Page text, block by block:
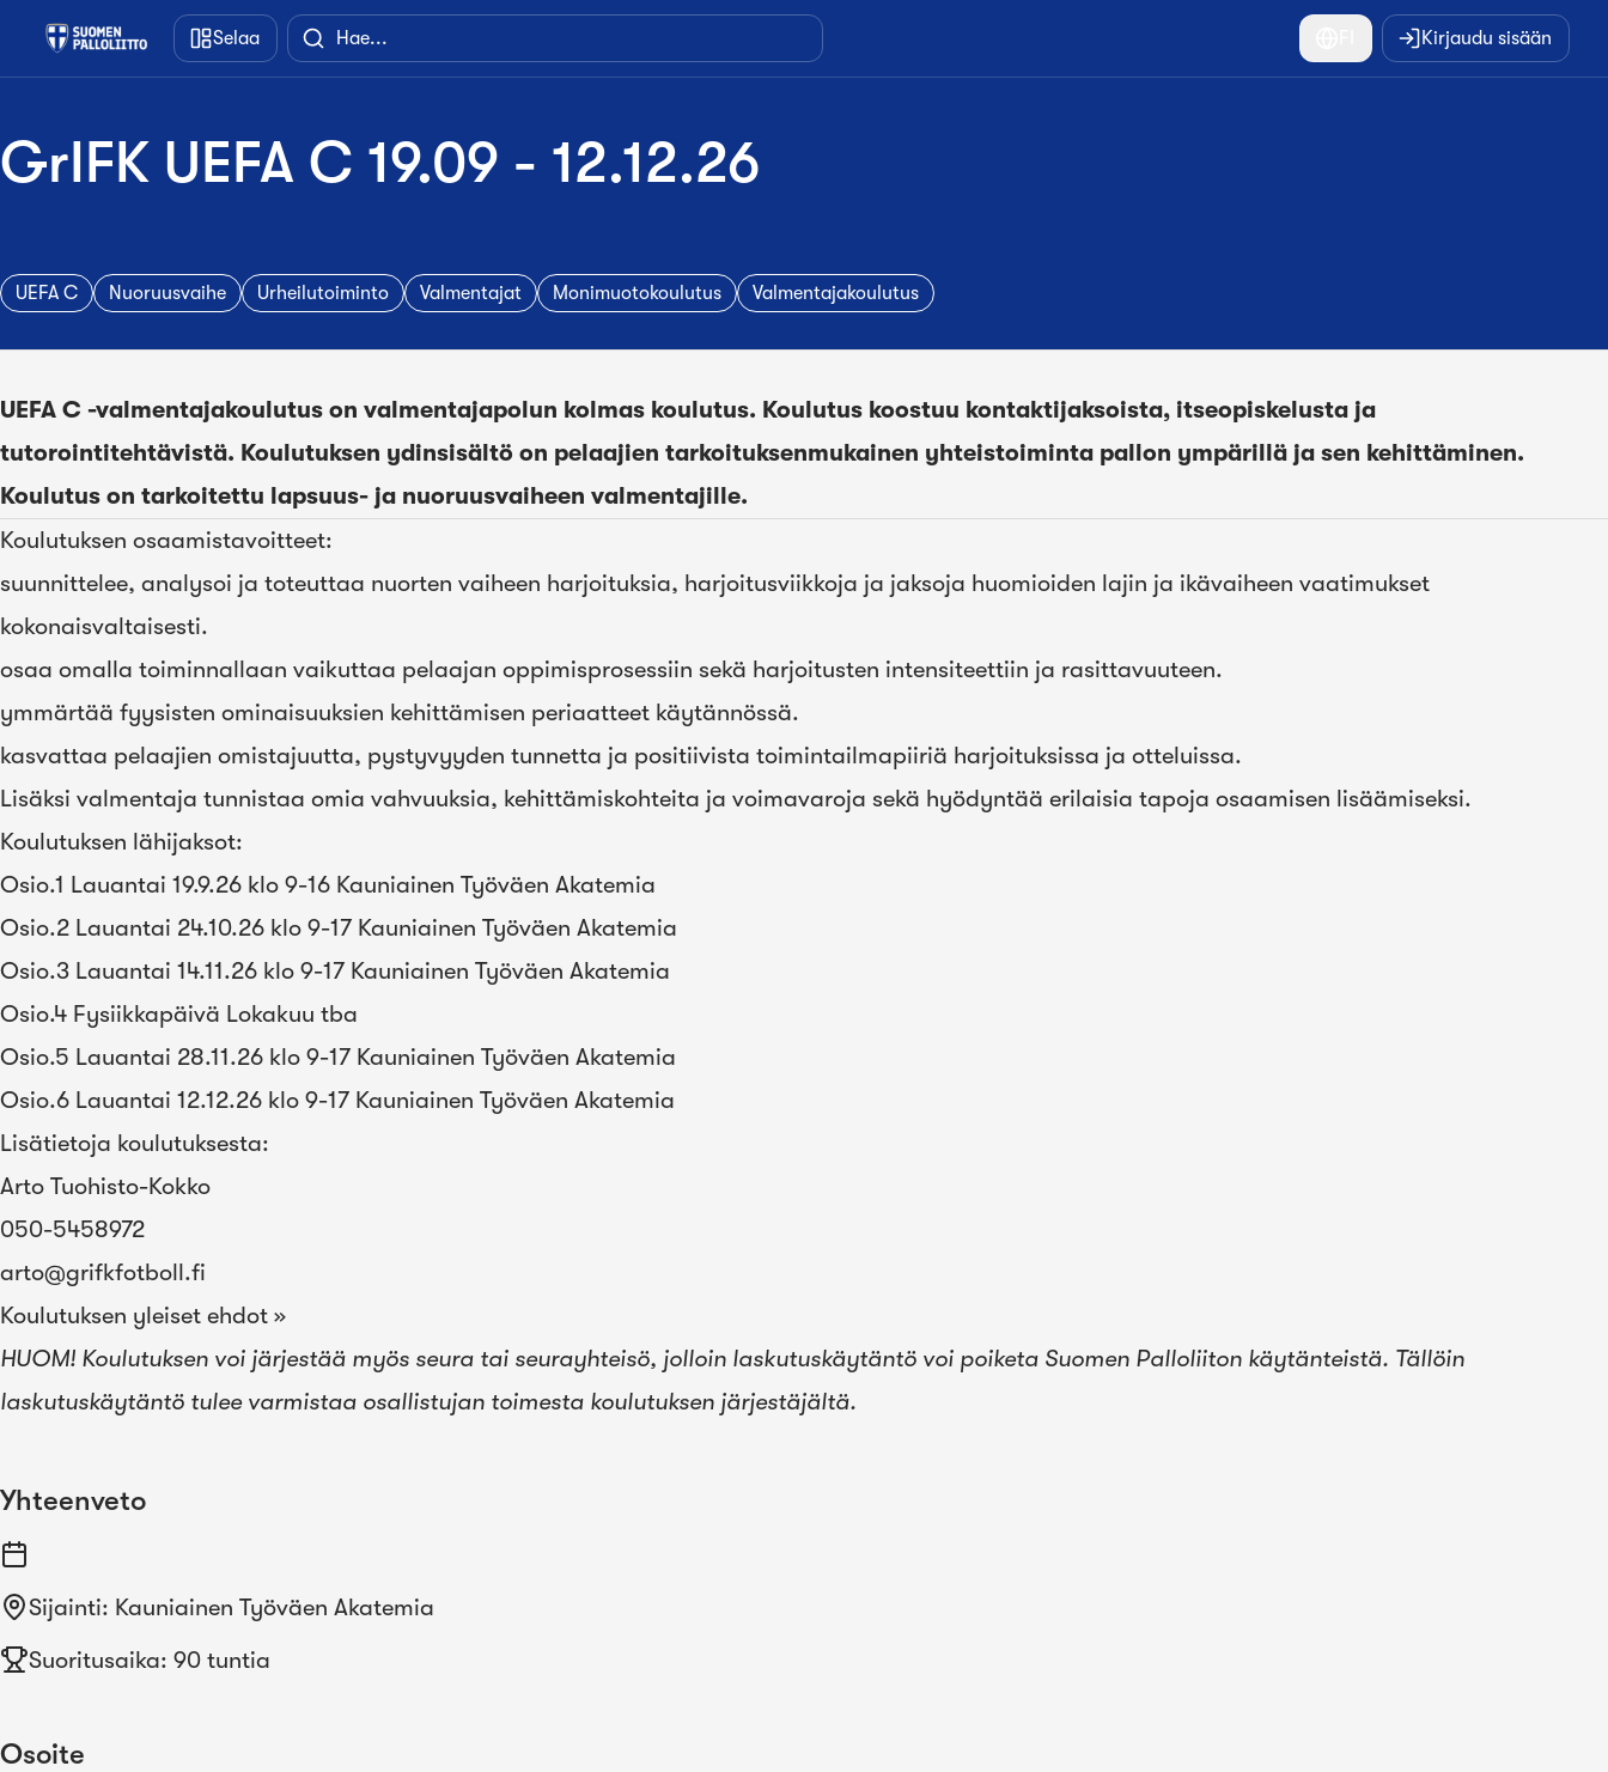
Selaa
Kirjaudu sisään
GrIFK UEFA C 19.09 - 12.12.26
UEFA C Nuoruusvaihe Urheilutoiminto Valmentajat Monimuotokoulutus Valmentajakoulutus
UEFA C -valmentajakoulutus on valmentajapolun kolmas koulutus. Koulutus koostuu kontaktijaksoista, itseopiskelusta ja
tutorointitehtävistä. Koulutuksen ydinsisältö on pelaajien tarkoituksenmukainen yhteistoiminta pallon ympärillä ja sen kehittäminen.
Koulutus on tarkoitettu lapsuus- ja nuoruusvaiheen valmentajille.
Koulutuksen osaamistavoitteet:
suunnittelee, analysoi ja toteuttaa nuorten vaiheen harjoituksia, harjoitusviikkoja ja jaksoja huomioiden lajin ja ikävaiheen vaatimukset
kokonaisvaltaisesti.​
osaa omalla toiminnallaan vaikuttaa pelaajan oppimisprosessiin sekä harjoitusten intensiteettiin ja rasittavuuteen​.
ymmärtää fyysisten ominaisuuksien kehittämisen periaatteet käytännössä.
kasvattaa pelaajien omistajuutta, pystyvyyden tunnetta ja positiivista toimintailmapiiriä harjoituksissa ja otteluissa​.
Lisäksi valmentaja tunnistaa omia vahvuuksia, kehittämiskohteita ja voimavaroja sekä hyödyntää erilaisia tapoja osaamisen lisäämiseksi.​
Koulutuksen lähijaksot:
Osio.1 Lauantai 19.9.26 klo 9-16 Kauniainen Työväen Akatemia
Osio.2 Lauantai 24.10.26 klo 9-17 Kauniainen Työväen Akatemia
Osio.3 Lauantai 14.11.26 klo 9-17 Kauniainen Työväen Akatemia
Osio.4 Fysiikkapäivä Lokakuu tba
Osio.5 Lauantai 28.11.26 klo 9-17 Kauniainen Työväen Akatemia
Osio.6 Lauantai 12.12.26 klo 9-17 Kauniainen Työväen Akatemia
Lisätietoja koulutuksesta:
Arto Tuohisto-Kokko
050-5458972
arto@grifkfotboll.fi
Koulutuksen yleiset ehdot »
HUOM! Koulutuksen voi järjestää myös seura tai seurayhteisö, jolloin laskutuskäytäntö voi poiketa Suomen Palloliiton käytänteistä. Tällöin
laskutuskäytäntö tulee varmistaa osallistujan toimesta koulutuksen järjestäjältä.
Yhteenveto
Sijainti: Kauniainen Työväen Akatemia
Suoritusaika: 90 tuntia
Osoite